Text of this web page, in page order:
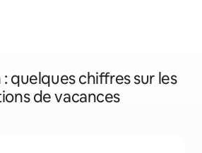
quelques chiffres sur les
de vacances